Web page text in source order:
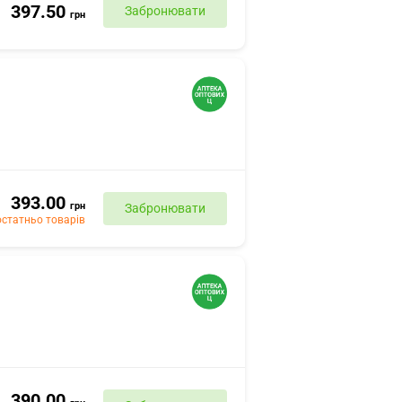
397.50 грн Забронювати
393.00 грн
товарів
Забронювати